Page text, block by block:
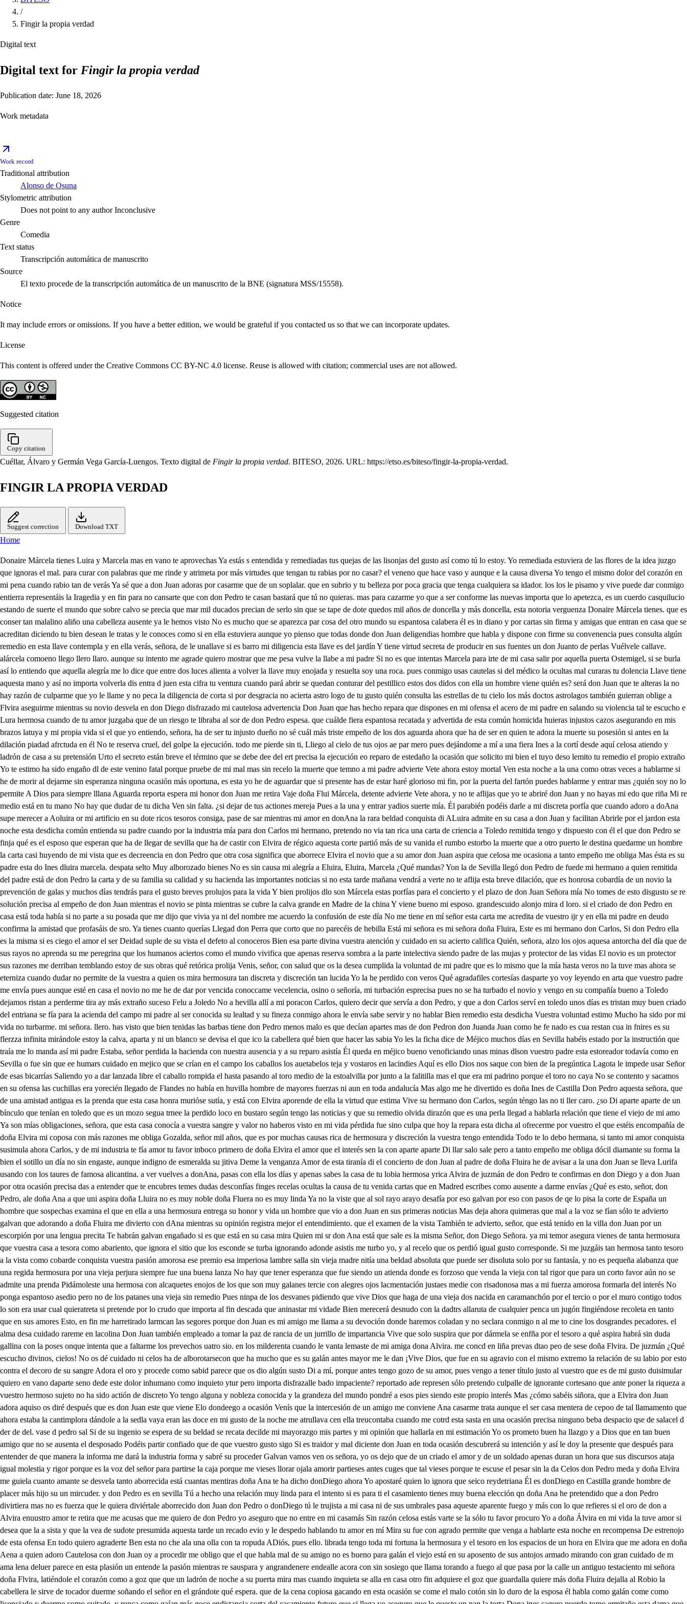
/
Fingir la propia verdad
Digital text
Digital text for Fingir la propia verdad
Publication date: June 18, 2026
Work metadata
Work record
Traditional attribution
Alonso de Osuna
Stylometric attribution
Does not point to any author Inconclusive
Genre
Comedia
Text status
Transcripción automática de manuscrito
Source
El texto procede de la transcripción automática de un manuscrito de la BNE (signatura MSS/15558).
Notice
It may include errors or omissions. If you have a better edition, we would be grateful if you contacted us so that we can incorporate updates.
License
This content is offered under the Creative Commons CC BY-NC 4.0 license. Reuse is allowed with citation; commercial uses are not allowed.
Suggested citation
Copy citation
Cuéllar, Álvaro y Germán Vega García-Luengos. Texto digital de Fingir la propia verdad. BITESO, 2026. URL: https://etso.es/biteso/fingir-la-propia-verdad.
FINGIR LA PROPIA VERDAD
Suggest correction Download TXT
Home
Donaire Márcela tienes Luira y Marcela mas en vano te aprovechas Ya estás s entendida y remediadas tus quejas de las lisonjas del gusto así como tú lo estoy. Yo remediada estuviera de las flores de la idea juzgo que ignoras el mal. para curar con palabras que me rinde y atrimeta por más virtudes que tengan tu rabias por no casar? el veneno que hace vaso y aunque e la causa diversa Yo tengo el mismo dolor del corazón en mi pena cuando rabio tan de verás Ya sé que a don Juan adoras por casarme que de un soplalar. que en subrio y tu belleza por poca gracia que tenga cualquiera sa idador. los los le pisamo y vive puede dar conmigo entierra representáis la Iragedia y en fin para no cansarte que con don Pedro te casan bastará que tú no quieras. mas para cazarme yo que a ser conforme las nuevas importa que lo apetezca, es un cuerdo casquilucio estando de suerte el mundo que sobre calvo se precia que mar mil ducados precian de serlo sin que se tape de dote quedos mil años de doncella y más doncella, esta notoria verguenza Donaire Márcela tienes. que es conser tan malalino aliño una cabelleza ausente ya le hemos visto No es mucho que se aparezca par cosa del otro mundo su espantosa calabera él es in diano y por cartas sin firma y amigas que entran en casa que se acreditan diciendo tu bien desean le tratas y le conoces como si en ella estuviera aunque yo pienso que todas donde don Juan deligendias hombre que habla y dispone con firme su convenencia pues consulta algún remedio en esta llave contempla y en ella verás, señora, de le unallave si es barro mi diligencia esta llave es del jardín Y tiene virtud secreta de producir en sus fuentes un don Juanto de perlas Vuélvele callave. alárcela comoeno llego llero llaro. aunque su intento me agrade quiero mostrar que me pesa vulve la llabe a mi padre Si no es que intentas Marcela para irte de mi casa salir por aquella puerta Ostemigel, si se burla así lo entiendo que aquella alegría me lo dice que entre dos luces alienta a volver la llave muy enojada y resuelta soy una roca. pues conmigo usas cautelas si del médico la ocultas mal curaras tu dolencia Llave tiene aquesta mano y así no importa volverla dis entra d juen esta cifra tu ventura cuando pará abrir se quedan conturar del pestillico estos dos didos con ella un hombre viene quién es? será don Juan que te alteras la no hay razón de culparme que yo le llame y no peca la diligencia de corta si por desgracia no acierta astro logo de tu gusto quién consulta las estrellas de tu cielo los más doctos astrolagos también guierran oblige a Flvira aseguirme mientras su novio desvela en don Diego disfrazado mi cautelosa advertencia Don Juan que has hecho repara que dispones en mi ofensa el acero de mi padre en salando su violencia tal te escucho e Lura hermosa cuando de tu amor juzgaba que de un riesgo te libraba al sor de don Pedro espesa. que cuálde fiera espantosa recatada y advertida de esta común homicida huieras injustos cazos asegurando en mis brazos latuya y mi propia vida si el que yo entiendo, señora, ha de ser tu injusto dueño no sé cuál más triste empeño de los dos aguarda ahora que ha de ser en quien te adora la muerte su posesión si antes en la dilación piadad afrctuda en él No te reserva cruel, del golpe la ejecución. todo me pierde sin ti, Lliego al cielo de tus ojos ae par mero pues dejándome a mí a una fiera Ines a la cortí desde aquí celosa atiendo y ladrón de casa a su pretensión Urto el secreto están breve el término que se debe dee del ert precisa la ejecución eo reparo de estedaño la ocasión que solicito mi bien el tuyo deso lemito tu remedio el propio extraño Yo te estimo ha sido engaño dl de este venino fatal porque pruebe de mi mal mas sin recelo la muerte que temno a mi padre advierte Vete ahora estoy mortal Ven esta noche a la una como otras veces a hablarme si he de morir al dejarme sin esperanza ninguna ocasión más oportuna, es esta yo he de aguardar que si presente has de estar haré glorioso mi fin, por la puerta del fartón puedes hablarme y entrar mas ¿quién soy no lo permite A Dios para siempre lllana Aguarda reporta espera mi honor don Juan me retira Vaje doña Flui Márcela, detente advierte Vete ahora, y no te aflijas que yo te abriré don Juan y no hayas mi edo que riña Mi re medio está en tu mano No hay que dudar de tu dicha Ven sin falta. ¿si dejar de tus actiones mereja Pues a la una y entrar yadios suerte mía. Él parabién podéis darle a mi discreta porfía que cuando adoro a doAna supe merecer a Aoluira or mi artificio en su dote ricos tesoros consiga, pase de sar mientras mi amor en donAna la rara beldad conquista di ALuira admite en su casa a don Juan y facilitan Abrirle por el jardon esta noche esta desdicha común entienda su padre cuando por la industria mía para don Carlos mi hermano, pretendo no via tan rica una carta de criencia a Toledo remitida tengo y dispuesto con él el que don Pedro se finja qué es el esposo que esperan que ha de llegar de sevilla que ha de castir con Elvira de régico aquesta corte partió más de su vanida el rumbo estorbo la muerte que a otro puerto le destina quedarme un hombre la carta casi huyendo de mi vista que es decreencia en don Pedro que otra cosa significa que aborrece Elvira el novio que a su amor don Juan aspira que celosa me ocasiona a tanto empeño me obliga Mas ésta es su padre esta do Ines dluira marcela. despata selto Muy alborozado bienes No es sin causa mi alegría a Eluira, Eluira, Marcela ¿Qué mandas? Yon la de Sevilla llegó don Pedro de fuede mi hermano a quien remitida del padre está de don Pedro la carta y de su familia su calidad y su hacienda las importantes noticias si no esta tarde mañana vendrá a verte no te aflija esta breve dilación, que es honrosa cobardía de un novio la prevención de galas y muchos días tendrás para el gusto breves prolujos para la vida Y bien prolijos dlo son Márcela estas porfías para el concierto y el plazo de don Juan Señora mía No tomes de esto disgusto se re solución precisa al empeño de don Juan mientras el novio se pinta mientras se cubre la calva grande en Madre de la china Y viene bueno mi esposo. grandescuido alonjo mira d loro. si el criado de don Pedro en casa está toda había si no parte a su posada que me dijo que vivia ya ni del nombre me acuerdo la confusión de este día No me tiene en mí señor esta carta me acredita de vuestro ijr y en ella mi padre en deudo confirma la amistad que profasáis de sro. Ya tienes cuanto querías Llegad don Perra que corto que no parecéis de hebilla Está mi señora es mi señora doña Fluira, Este es mi hermano don Carlos, Si don Pedro ella es la misma si es ciego el amor el ser Deidad suple de su vista el defeto al conoceros Bien esa parte divina vuestra atención y cuidado en su acierto califica Quién, señora, alzo los ojos aquesa antorcha del día que de sus rayos no aprenda su me peregrina que los humanos aciertos como el mundo vivifica que apenas reserva sombra a la parte intelectiva siendo padre de las mujas y protector de las vidas El novio es un protector sus razones me derriban temblando estoy de sus obras qué retórica prolija Venis, señor, con salud que os la desea cumplida la voluntad de mi padre que es lo mismo que la mía hasta veros no la tuve mas ahora se eterniza cuando dudar no permite de la vuestra a quien os mira hermosura tan discreta y discreción tan lucida Yo la he perdido con veros Qué agradafiles cortesías dasparte yo voy leyendo en arta que vuestro padre me envía pues aunque esté en casa el novio no me he de dar por vencida conoccame vecelencia, osino o señoría, mi turbación esprecisa pues no se ha turbado el novio y vengo en su compañía bueno a Toledo dejamos ristan a perderme tira ay más extraño suceso Felu a Joledo No a hevilla allí a mi poracon Carlos, quiero decir que servía a don Pedro, y que a don Carlos serví en toledo unos días es tristan muy buen criado del entriana se fía para la acienda del campo mi padre al ser conocida su lealtad y su fineza conmigo ahora le envía sabe servir y no hablar Bien remedio esta desdicha Vuestra voluntad estimo Mucho ha sido por mi vida no turbarme. mi señora. llero. has visto que bien tenidas las barbas tiene don Pedro menos malo es que decían apartes mas de don Pedron don Juanda Juan como he fe nado es cua restan cua in fnires es su flerzza infinita mirándole estoy la calva, aparta y ni un blanco se devisa el que ico la cabellera qué bien que hacer las sabia Yo les la ficha dice de Méjico muchos días en Sevilla habéis estado por la instructión que traía me lo manda así mi padre Estaba, señor perdida la hacienda con nuestra ausencia y a su reparo asistía Él queda en méjico bueno venoficiando unas minas dlson vuestro padre esta estoreador todavía como en Sevilla o fue sin que ee humars cuidado en mejico que se crían en el campo los caballos los auetabelos teja y vostaros en lacindies Aquí es ello Dios nos saque con bien de la pregúntica Lagota le impede usar Señor de esas bicarrías Saliendo yo a dar lanzada libre el caballo rompida el hasta pasando al toro medio de la estoalvilla por junto a la falitilla mas el que era mi padrino porque el toro no caya No se contento y sacamos en su ofensa las cuchillas era yorecién llegado de Flandes no había en huvilla hombre de mayores fuerzas ni aun en toda andalucía Mas algo me he divertido es doña Ines de Castilla Don Pedro aquesta señora, que de una amistad antigua es la prenda que esta casa honra murióse sutía, y está con Elvira aporende de ella la virtud que estima Vive su hermano don Carlos, según téngo las no ti ller caro. ¿so Di aparte aparte de un bínculo que tenían en toledo que es un mozo segua trnee la perdido loco en bustaro según tengo las noticias y que su remedio olvida dirazón que es una perla llegad a hablarla relación que tiene el viejo de mi amo Ya son mías obligaciones, señora, que esta casa conocía a vuestra sangre y valor no haberos visto en mi vida pérdida fue sino culpa que hoy la repara esta dicha al ofrecerme por vuestro el que estéis encompañía de